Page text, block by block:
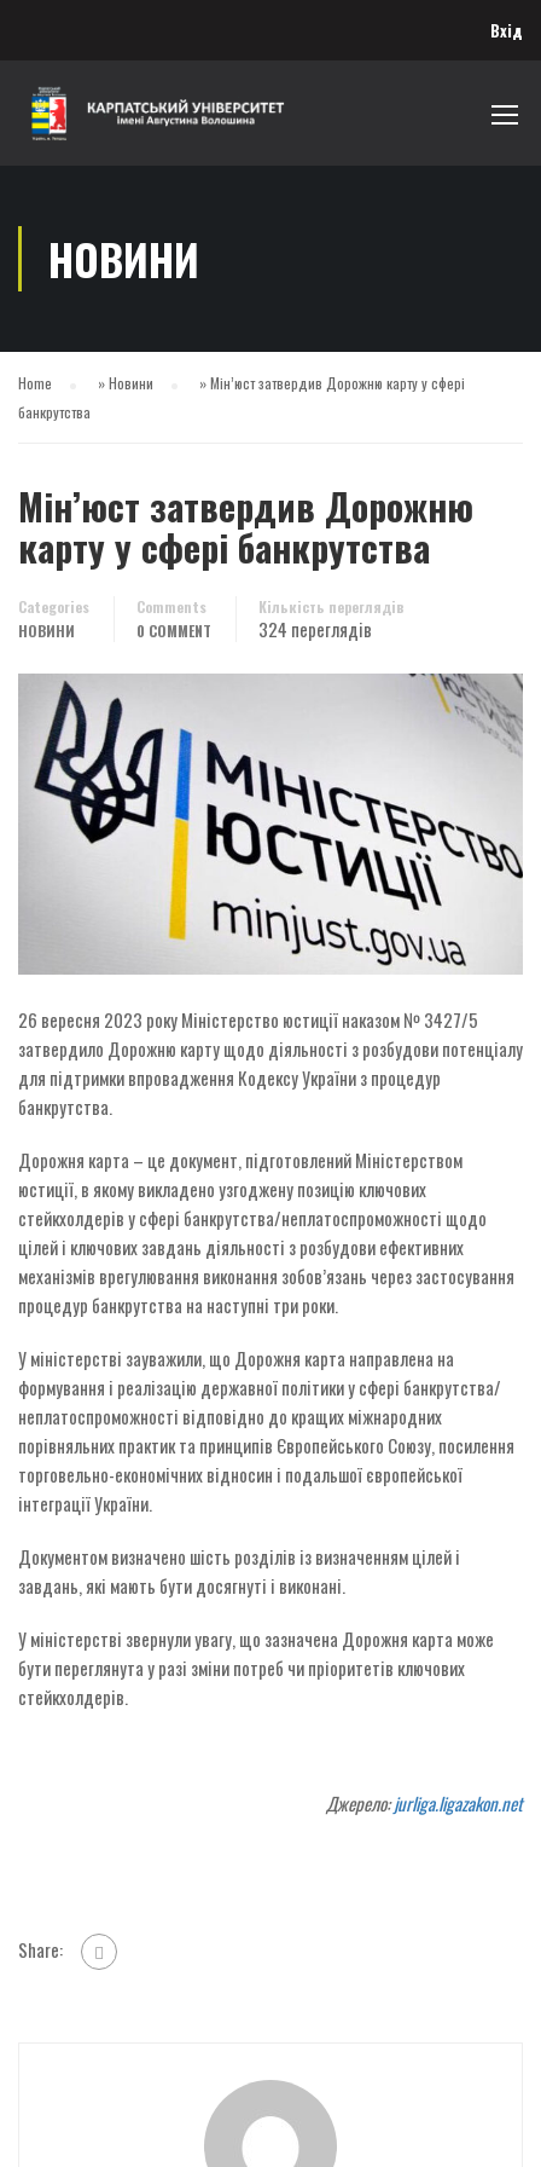
Вхід
НОВИНИ
Home »Новини »Мін’юст затвердив Дорожню карту у сфері
банкрутства
Мін’юст затвердив Дорожню
карту у сфері банкрутства
Categories
НОВИНИ
Comments
0 COMMENT
Кількість переглядів
324 переглядів
26 вересня 2023 року Міністерство юстиції наказом № 3427/5
затвердило Дорожню карту щодо діяльності з розбудови потенціалу
для підтримки впровадження Кодексу України з процедур
банкрутства.
Дорожня карта – це документ, підготовлений Міністерством
юстиції, в якому викладено узгоджену позицію ключових
стейкхолдерів у сфері банкрутства/неплатоспроможності щодо
цілей і ключових завдань діяльності з розбудови ефективних
механізмів врегулювання виконання зобов’язань через застосування
процедур банкрутства на наступні три роки.
У міністерстві зауважили, що Дорожня карта направлена на
формування і реалізацію державної політики у сфері банкрутства/
неплатоспроможності відповідно до кращих міжнародних
порівняльних практик та принципів Європейського Союзу, посилення
торговельно-економічних відносин і подальшої європейської
інтеграції України.
Документом визначено шість розділів із визначенням цілей і
завдань, які мають бути досягнуті і виконані.
У міністерстві звернули увагу, що зазначена Дорожня карта може
бути переглянута у разі зміни потреб чи пріоритетів ключових
стейкхолдерів.
Джерело:jurliga.ligazakon.net
Share: